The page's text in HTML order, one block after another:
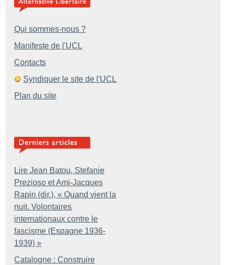
Qui sommes-nous ?
Manifeste de l'UCL
Contacts
Syndiquer le site de l'UCL
Plan du site
Lire Jean Batou, Stefanie
Prezioso et Ami-Jacques
Rapin (dir.), « Quand vient la
nuit. Volontaires
internationaux contre le
fascisme (Espagne 1936-
1939) »
Catalogne : Construire